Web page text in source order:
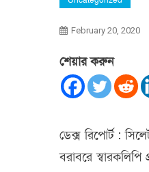
February 20, 2020
শেয়ার করুন
ডেক্স রিপোর্ট :
বরাবরে স্বারকলিপি